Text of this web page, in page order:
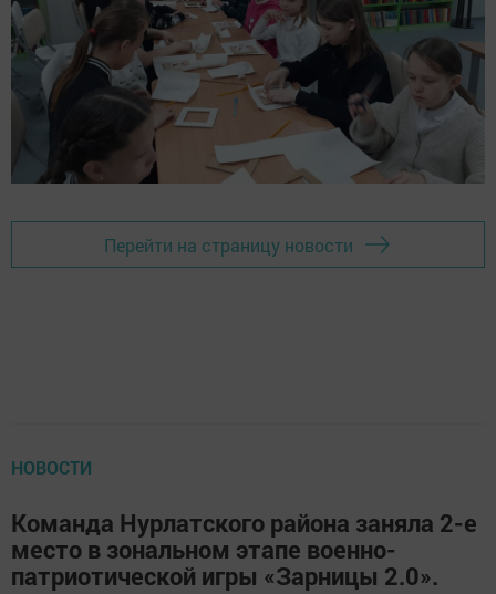
Перейти на страницу новости
НОВОСТИ
Команда Нурлатского района заняла 2-е
место в зональном этапе военно-
патриотической игры «Зарницы 2.0».